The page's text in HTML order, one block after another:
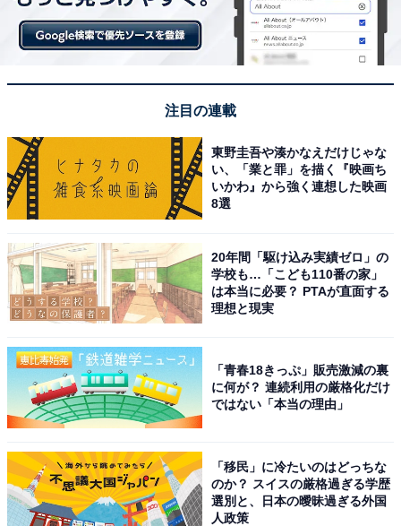
注目の連載
東野圭吾や湊かなえだけじゃな
い、「業と罪」を描く『映画ち
いかわ』から強く連想した映画
8選
20年間「駆け込み実績ゼロ」の
学校も…「こども110番の家」
は本当に必要？ PTAが直面する
理想と現実
「青春18きっぷ」販売激減の裏
に何が？ 連続利用の厳格化だけ
ではない「本当の理由」
「移民」に冷たいのはどっちな
のか？ スイスの厳格過ぎる学歴
選別と、日本の曖昧過ぎる外国
人政策